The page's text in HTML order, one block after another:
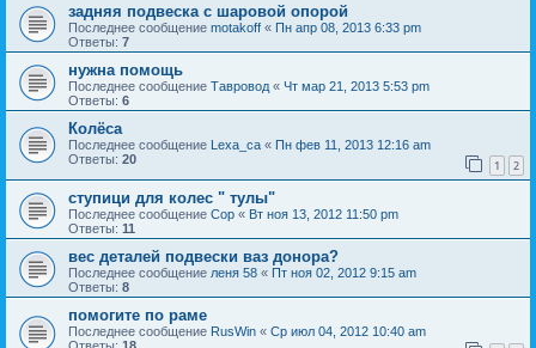
задняя подвеска с шаровой опорой
Последнее сообщение motakoff « Пн апр 08, 2013 6:33 pm
Ответы: 7
нужна помощь
Последнее сообщение Тавровод « Чт мар 21, 2013 5:53 pm
Ответы: 6
Колёса
Последнее сообщение Lexa_ca « Пн фев 11, 2013 12:16 am
Ответы: 20 1 2
ступици для колес " тулы"
Последнее сообщение Cop « Вт ноя 13, 2012 11:50 pm
Ответы: 11
вес деталей подвески ваз донора?
Последнее сообщение леня 58 « Пт ноя 02, 2012 9:15 am
Ответы: 8
помогите по раме
Последнее сообщение RusWin « Ср июл 04, 2012 10:40 am